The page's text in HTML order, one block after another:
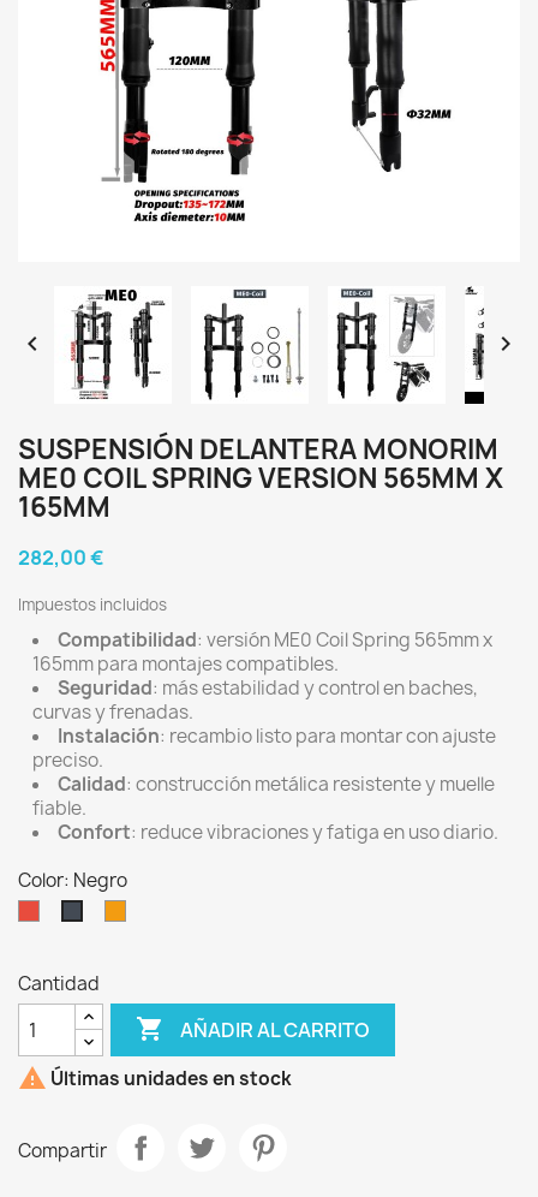
 
SUSPENSIÓN DELANTERA MONORIM
ME0 COIL SPRING VERSION 565MM X
165MM
282,00 €
Impuestos incluidos
Compatibilidad: versión ME0 Coil Spring 565mm x
165mm para montajes compatibles.
Seguridad: más estabilidad y control en baches,
curvas y frenadas.
Instalación: recambio listo para montar con ajuste
preciso.
Calidad: construcción metálica resistente y muelle
fiable.
Confort: reduce vibraciones y fatiga en uso diario.
Color: Negro
Cantidad
 AÑADIR AL CARRITO
 Últimas unidades en stock
Compartir